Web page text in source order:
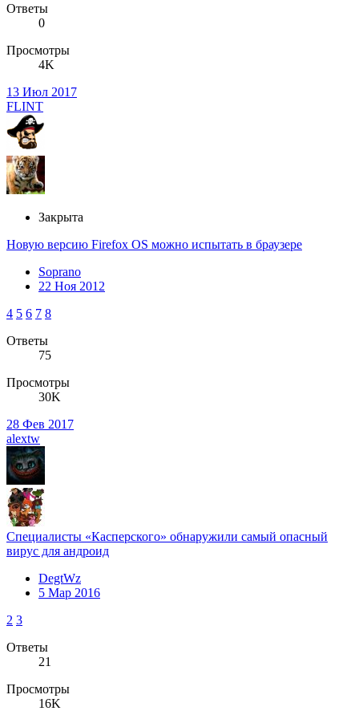
Ответы
0
Просмотры
4K
13 Июл 2017
FLINT
Закрыта
Новую версию Firefox OS можно испытать в браузере
Soprano
22 Ноя 2012
4 5 6 7 8
Ответы
75
Просмотры
30K
28 Фев 2017
alextw
Специалисты «Касперского» обнаружили самый опасный
вирус для андроид
DegtWz
5 Мар 2016
2 3
Ответы
21
Просмотры
16K